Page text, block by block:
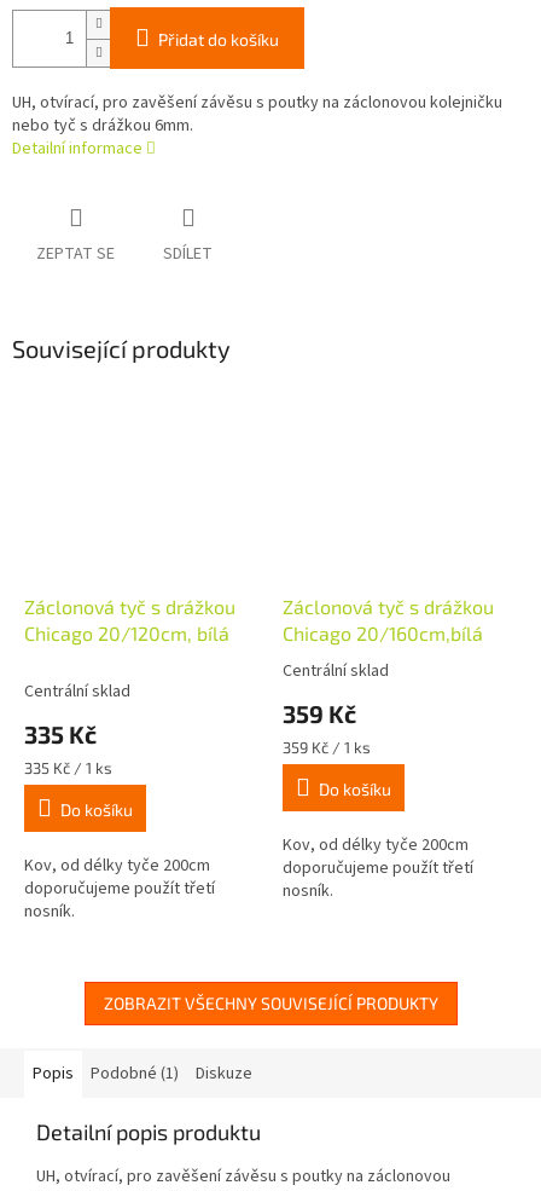
Přidat do košíku
UH, otvírací, pro zavěšení závěsu s poutky na záclonovou kolejničku
nebo tyč s drážkou 6mm.
Detailní informace
ZEPTAT SE SDÍLET
Související produkty
Záclonová tyč s drážkou
Chicago 20/120cm, bílá
Centrální sklad
335 Kč
Měrná
cena:
335 Kč / 1 ks
Do košíku
Kov, od délky tyče 200cm
doporučujeme použít třetí
nosník.
Záclonová tyč s drážkou
Chicago 20/160cm,bílá
Průměrné
produktu
je
3,7
5
hvězdiček.
Centrální sklad
359 Kč
Měrná
cena:
359 Kč / 1 ks
Do košíku
Kov, od délky tyče 200cm
doporučujeme použít třetí
nosník.
ZOBRAZIT VŠECHNY SOUVISEJÍCÍ PRODUKTY
Popis Podobné (1) Diskuze
Detailní popis produktu
UH, otvírací, pro zavěšení závěsu s poutky na záclonovou